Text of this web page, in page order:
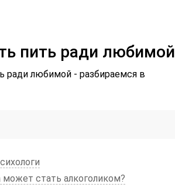
пить ради любимой
ради любимой - разбираемся в
стать алкоголиком?